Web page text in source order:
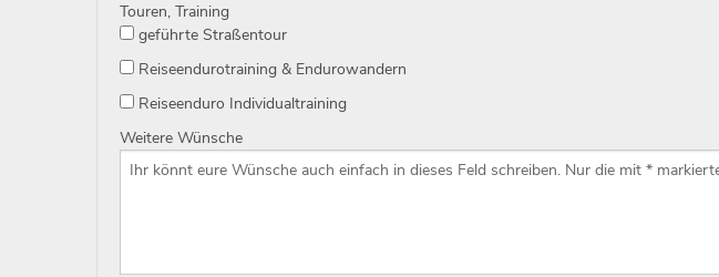
Touren, Training
geführte Straßentour
Reiseendurotraining & Endurowandern
Reiseenduro Individualtraining
Weitere Wünsche